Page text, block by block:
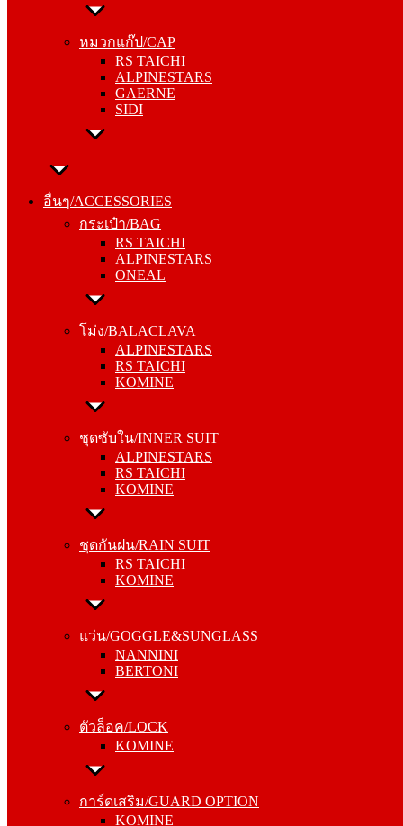
หมวกแก๊ป/CAP
RS TAICHI
ALPINESTARS
GAERNE
SIDI
อื่นๆ/ACCESSORIES
กระเป๋า/BAG
RS TAICHI
ALPINESTARS
ONEAL
โม่ง/BALACLAVA
ALPINESTARS
RS TAICHI
KOMINE
ชุดซับใน/INNER SUIT
ALPINESTARS
RS TAICHI
KOMINE
ชุดกันฝน/RAIN SUIT
RS TAICHI
KOMINE
แว่น/GOGGLE&SUNGLASS
NANNINI
BERTONI
ตัวล็อค/LOCK
KOMINE
การ์ดเสริม/GUARD OPTION
KOMINE
หมวกแก๊ป/CAP
ALPINESTARS
GAERNE
SIDI
อื่นๆ/ACCESSORIES
RS TAICHI
ALPINESTARS
ONEAL
โม่ง/BALACLAVA
RS TAICHI
KOMINE
ชุดซับใน/INNER SUIT
RS TAICHI
KOMINE
ชุดกันฝน/RAIN SUIT
KOMINE
แว่น/GOGGLE&SUNGLASS
BERTONI
ตัวล็อค/LOCK
การ์ดเสริม/GUARD OPTION
RS TAICHI
ALPINESTARS